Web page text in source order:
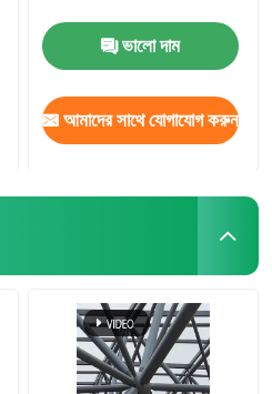
ভালো দাম
আমাদের সাথে যোগাযোগ করুন